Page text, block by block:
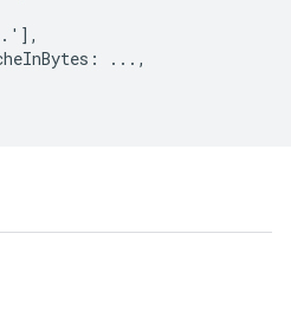
...,